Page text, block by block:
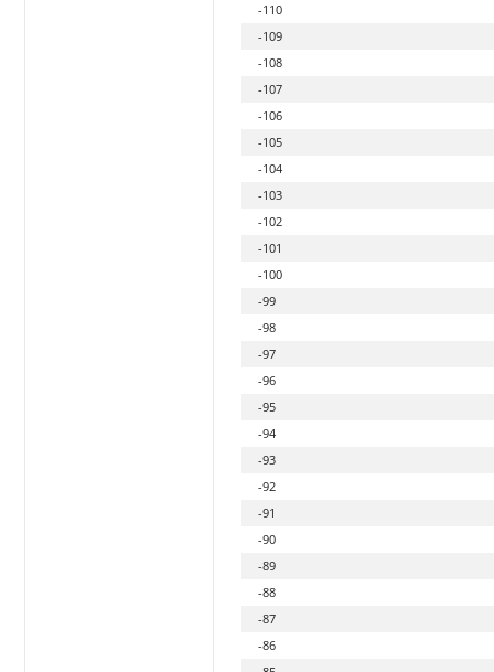
-110
-109
-108
-107
-106
-105
-104
-103
-102
-101
-100
-99
-98
-97
-96
-95
-94
-93
-92
-91
-90
-89
-88
-87
-86